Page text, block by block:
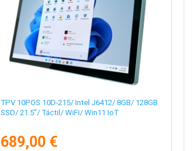
TPV 10POS 10D-215/ Intel J6412/ 8GB/ 128GB
SSD/ 21.5"/ Táctil/ WiFi/ Win11 IoT
689,00 €